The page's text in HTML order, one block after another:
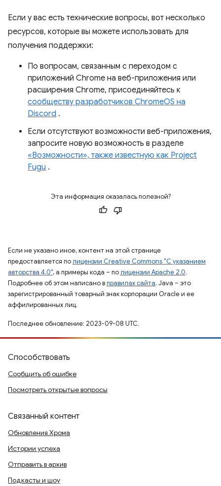
Если у вас есть технические вопросы, вот несколько
ресурсов, которые вы можете использовать для
получения поддержки:
По вопросам, связанным с переходом с
приложений Chrome на веб-приложения или
расширения Chrome, присоединяйтесь к
сообществу разработчиков ChromeOS на
Discord .
Если отсутствуют возможности веб-приложения,
запросите новую возможность в разделе
«Возможности», также известную как Project
Fugu .
Эта информация оказалась полезной?
Если не указано иное, контент на этой странице
предоставляется полицензии Creative Commons "С указанием
авторства 4.0", а примеры кода – полицензии Apache 2.0.
Подробнее об этом написано вправилах сайта. Java – это
зарегистрированный товарный знак корпорации Oracle и ее
аффилированных лиц.
Последнее обновление: 2023-09-08 UTC.
Способствовать
Сообщить об ошибке
Посмотреть открытые вопросы
Связанный контент
Обновления Хрома
Истории успеха
Отправить в архив
Подкасты и шоу